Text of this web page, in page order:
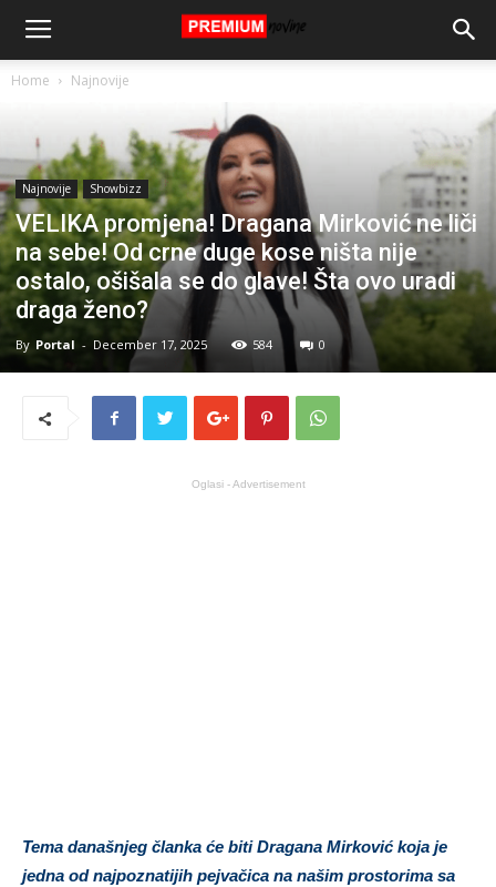
Home Najnovije
Najnovije Showbizz
VELIKA promjena! Dragana Mirković ne liči
na sebe! Od crne duge kose ništa nije
ostalo, ošišala se do glave! Šta ovo uradi
draga ženo?
By Portal - December 17, 2025 584 0
Oglasi - Advertisement
Tema današnjeg članka će biti Dragana Mirković koja je
jedna od najpoznatijih pejvačica na našim prostorima sa